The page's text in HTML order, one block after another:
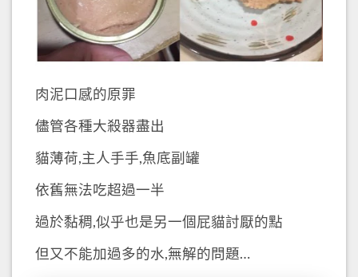
肉泥口感的原罪
儘管各種大殺器盡出
貓薄荷,主人手手,魚底副罐
依舊無法吃超過一半
過於黏稠,似乎也是另一個屁貓討厭的點
但又不能加過多的水,無解的問題…